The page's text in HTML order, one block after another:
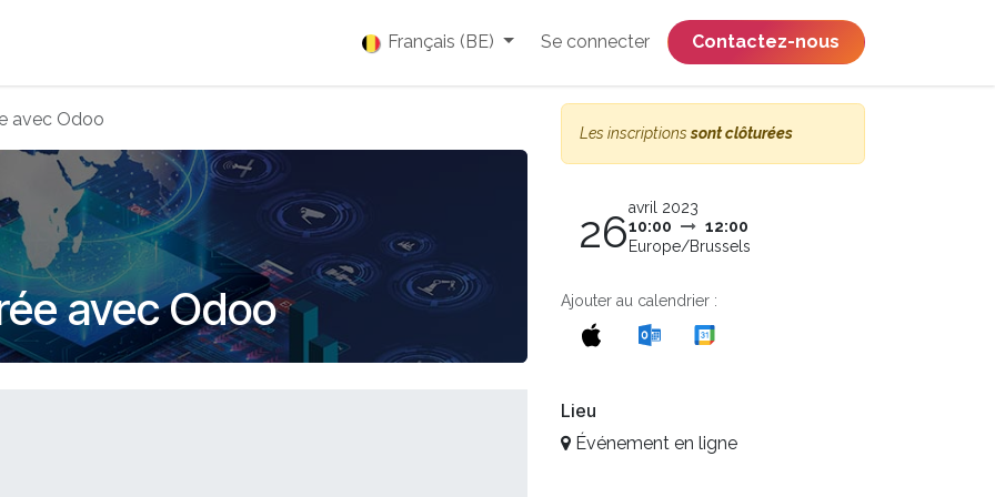
Français (BE) Se connecter ​​​​​​​​​​​​​​​​Contactez-nous
avec Odoo
avec Odoo
Les inscriptionssont clôturées
26avril 2023
10:00
12:00
Europe/Brussels
Ajouter au calendrier :
Lieu
Événement en ligne